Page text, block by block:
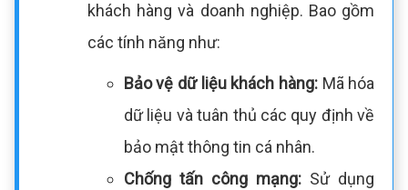
khách hàng và doanh nghiệp. Bao gồm
các tính năng như:
Bảo vệ dữ liệu khách hàng: Mã hóa
dữ liệu và tuân thủ các quy định về
bảo mật thông tin cá nhân.
Chống tấn công mạng: Sử dụng